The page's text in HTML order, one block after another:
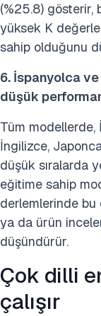
(%25.8) gösterir,
yüksek K
sahip olduğunu
6. İspanyolca
düşük
Tüm modellerde,
İngilizce,
düşük sıralarda
eğitime sahip
derlemlerinde
ya da ürün
düşündürür.
Çok dilli
çalışır